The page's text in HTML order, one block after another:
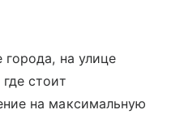
на улице
стоит
на максимальную